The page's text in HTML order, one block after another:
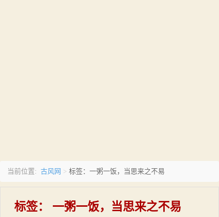
当前位置: 古风网 > 标签：一粥一饭，当思来之不易
标签： 一粥一饭，当思来之不易